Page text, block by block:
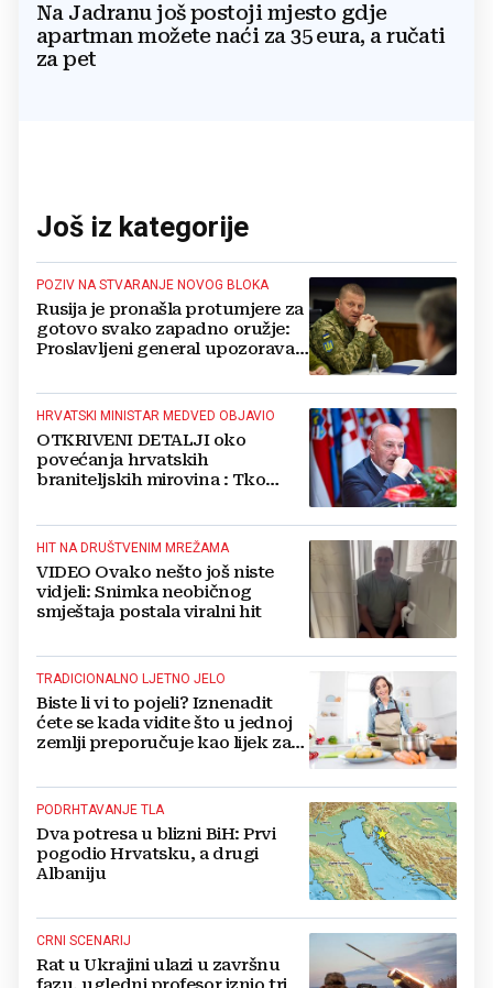
Na Jadranu još postoji mjesto gdje
apartman možete naći za 35 eura, a ručati
za pet
Još iz kategorije
POZIV NA STVARANJE NOVOG BLOKA
Rusija je pronašla protumjere za
gotovo svako zapadno oružje:
Proslavljeni general upozorava
HRVATSKI MINISTAR MEDVED OBJAVIO
OTKRIVENI DETALJI oko
povećanja hrvatskih
braniteljskih mirovina : Tko
HIT NA DRUŠTVENIM MREŽAMA
VIDEO Ovako nešto još niste
vidjeli: Snimka neobičnog
smještaja postala viralni hit
TRADICIONALNO LJETNO JELO
Biste li vi to pojeli? Iznenadit
ćete se kada vidite što u jednoj
zemlji preporučuje kao lijek za
PODRHTAVANJE TLA
Dva potresa u blizni BiH: Prvi
pogodio Hrvatsku, a drugi
Albaniju
CRNI SCENARIJ
Rat u Ukrajini ulazi u završnu